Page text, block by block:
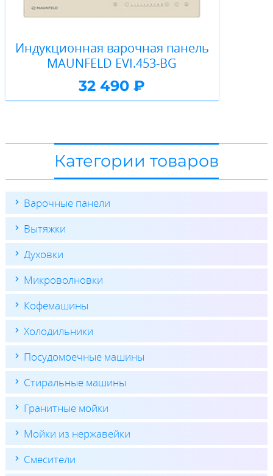
Индукционная варочная панель
MAUNFELD EVI.453-BG
32 490 ₽
Категории товаров
Варочные панели
Вытяжки
Духовки
Микроволновки
Кофемашины
Холодильники
Посудомоечные машины
Стиральные машины
Гранитные мойки
Мойки из нержавейки
Смесители